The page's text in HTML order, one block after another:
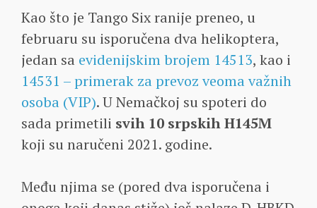
Kao što je Tango Six ranije preneo, u
februaru su isporučena dva helikoptera,
jedan sa evidenijskim brojem 14513, kao i
14531 – primerak za prevoz veoma važnih
osoba (VIP). U Nemačkoj su spoteri do
sada primetili svih 10 srpskih H145M
koji su naručeni 2021. godine.
Među njima se (pored dva isporučena i